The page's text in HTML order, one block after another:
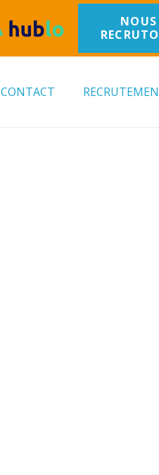
NOUS
CONTACT